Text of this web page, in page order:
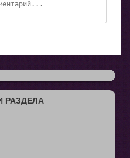
РАЗДЕЛА